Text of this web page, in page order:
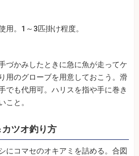
用。1～3匹掛け程度。
づかみしたときに急に魚が走ってケ
用のグローブを用意しておこう。滑
でも代用可。ハリスを指や手に巻き
こと。
ツオ釣り方
にコマセのオキアミを詰める。合図